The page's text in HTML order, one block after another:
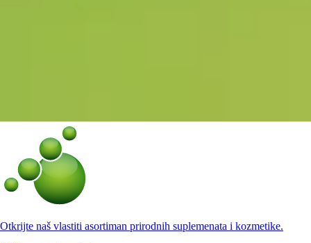
Otkrijte naš vlastiti asortiman prirodnih suplemenata i kozmetike.